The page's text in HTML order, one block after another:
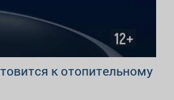
к отопительному